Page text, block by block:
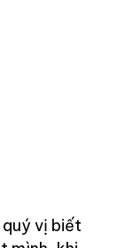
vị biết